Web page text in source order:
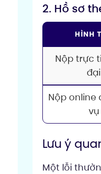
2. Hồ sơ
HÌNH
Nộp trực
Nộp online
Lưu ý
Một lỗi